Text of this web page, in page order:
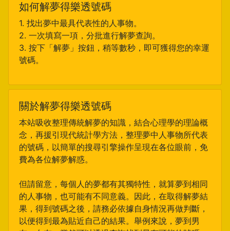
如何解夢得樂透號碼
1. 找出夢中最具代表性的人事物。
2. 一次填寫一項，分批進行解夢查詢。
3. 按下「解夢」按鈕，稍等數秒，即可獲得您的幸運
號碼。
關於解夢得樂透號碼
本站吸收整理傳統解夢的知識，結合心理學的理論概
念，再援引現代統計學方法，整理夢中人事物所代表
的號碼，以簡單的搜尋引擎操作呈現在各位眼前，免
費為各位解夢解惑。
但請留意，每個人的夢都有其獨特性，就算夢到相同
的人事物，也可能有不同意義。因此，在取得解夢結
果，得到號碼之後，請務必依據自身情況再做判斷，
以便得到最為貼近自己的結果。舉例來說，夢到男